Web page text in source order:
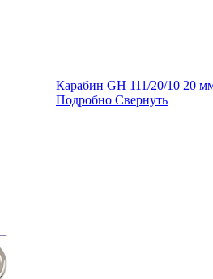
Карабин GH 111/20/10 20
Подробно Свернуть